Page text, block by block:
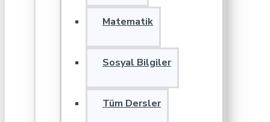
Matematik
Sosyal Bilgiler
Tüm Dersler